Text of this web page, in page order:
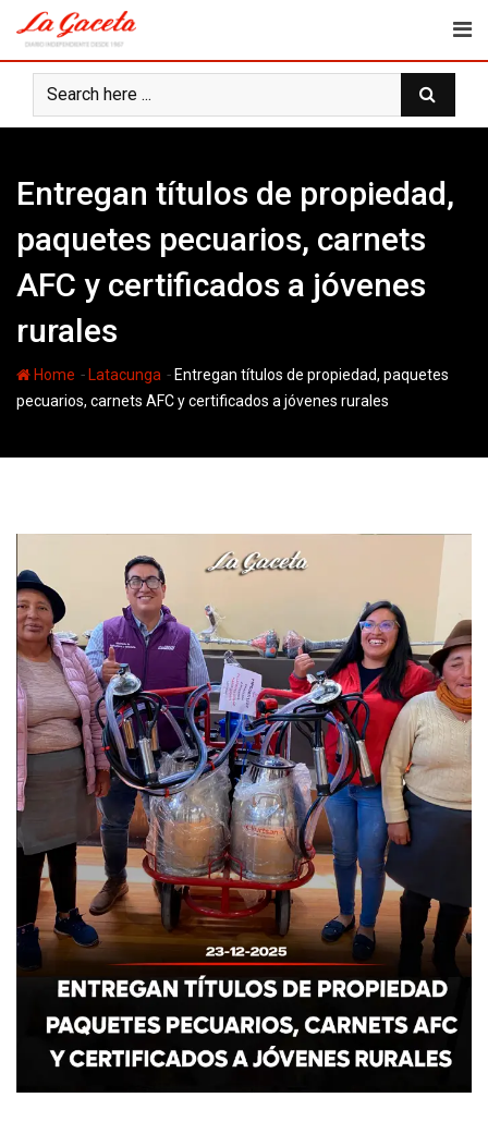
content
Entregan títulos de propiedad,
paquetes pecuarios, carnets
AFC y certificados a jóvenes
rurales
Home - Latacunga - Entregan títulos de propiedad, paquetes
pecuarios, carnets AFC y certificados a jóvenes rurales